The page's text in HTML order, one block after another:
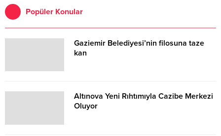
Popüler Konular
Gaziemir Belediyesi’nin filosuna taze
kan
Altınova Yeni Rıhtımıyla Cazibe Merkezi
Oluyor